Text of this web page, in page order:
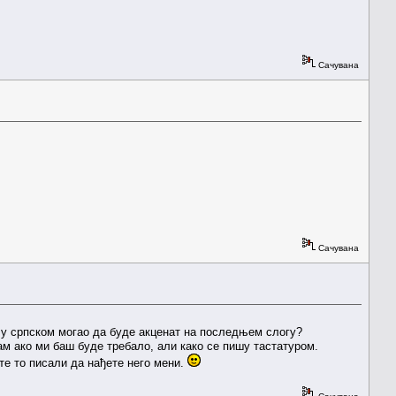
Сачувана
Сачувана
српском могао да буде акценат на последњем слогу?
ако ми баш буде требало, али како се пишу тастатуром.
то писали да нађете него мени.